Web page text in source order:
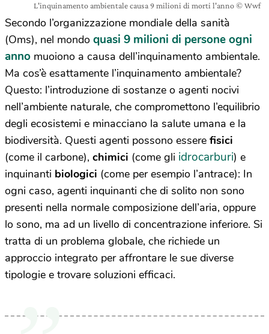
L'inquinamento ambientale causa 9 milioni di morti l'anno © Wwf
Secondo l’organizzazione mondiale della sanità
(Oms), nel mondo quasi 9 milioni di persone ogni
anno muoiono a causa dell’inquinamento ambientale.
Ma cos’è esattamente l’inquinamento ambientale?
Questo: l’introduzione di sostanze o agenti nocivi
nell’ambiente naturale, che compromettono l’equilibrio
degli ecosistemi e minacciano la salute umana e la
biodiversità. Questi agenti possono essere fisici
(come il carbone), chimici (come gli idrocarburi) e
inquinanti biologici (come per esempio l’antrace): In
ogni caso, agenti inquinanti che di solito non sono
presenti nella normale composizione dell’aria, oppure
lo sono, ma ad un livello di concentrazione inferiore. Si
tratta di un problema globale, che richiede un
approccio integrato per affrontare le sue diverse
tipologie e trovare soluzioni efficaci.